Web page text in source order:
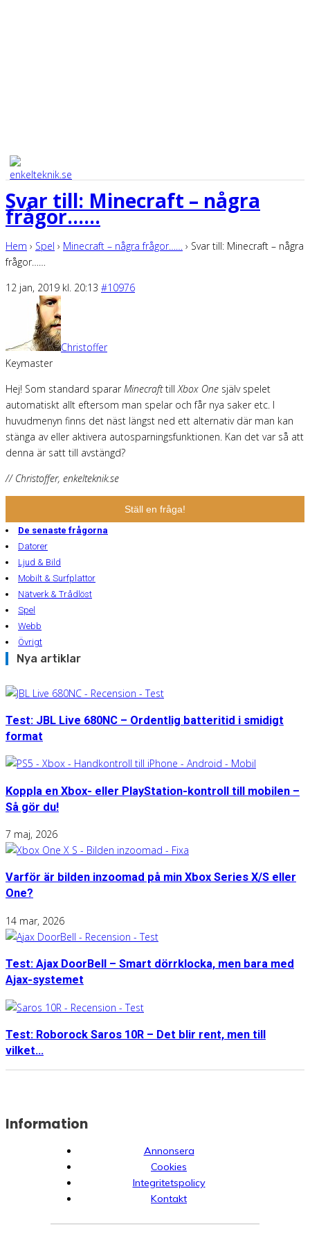
Svar till: Minecraft – några
frågor……
Hem › Spel › Minecraft – några frågor…… › Svar till: Minecraft – några
frågor……
12 jan, 2019 kl. 20:13 #10976
Christoffer
Keymaster
Hej! Som standard sparar Minecrafttill Xbox One själv spelet
automatiskt allt eftersom man spelar och får nya saker etc. I
huvudmenyn finns det näst längst ned ett alternativ där man kan
stänga av eller aktivera autosparningsfunktionen. Kan det var så att
denna är satt till avstängd?
// Christoffer, enkelteknik.se
Ställ en fråga!
De senaste frågorna
Datorer
Ljud & Bild
Mobilt & Surfplattor
Nätverk & Trådlöst
Spel
Webb
Övrigt
Nya artiklar
Test: JBL Live 680NC – Ordentlig batteritid i smidigt
format
Koppla en Xbox- eller PlayStation-kontroll till mobilen –
Så gör du!
7 maj, 2026
Varför är bilden inzoomad på min Xbox Series X/S eller
One?
14 mar, 2026
Test: Ajax DoorBell – Smart dörrklocka, men bara med
Ajax-systemet
Test: Roborock Saros 10R – Det blir rent, men till
vilket...
Information
Annonsera
Cookies
Integritetspolicy
Kontakt